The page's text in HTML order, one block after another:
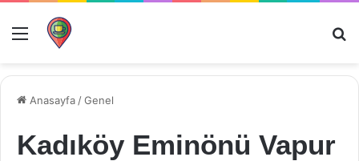
Menü
Anasayfa /Genel
Kadıköy Eminönü Vapur